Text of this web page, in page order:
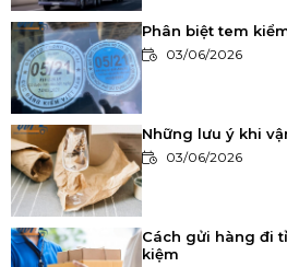
Phân biệt tem
03/06/2026
Những lưu ý khi
03/06/2026
Cách gửi hàng đi
kiệm